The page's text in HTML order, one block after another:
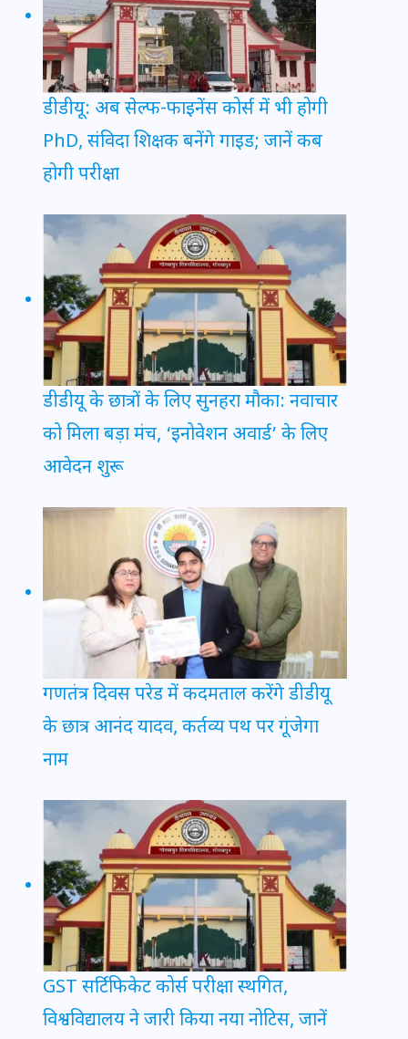
डीडीयू: अब सेल्फ-फाइनेंस कोर्स में भी होगी
PhD, संविदा शिक्षक बनेंगे गाइड; जानें कब
होगी परीक्षा
डीडीयू के छात्रों के लिए सुनहरा मौका: नवाचार
को मिला बड़ा मंच, ‘इनोवेशन अवार्ड’ के लिए
आवेदन शुरू
गणतंत्र दिवस परेड में कदमताल करेंगे डीडीयू
के छात्र आनंद यादव, कर्तव्य पथ पर गूंजेगा
नाम
GST सर्टिफिकेट कोर्स परीक्षा स्थगित,
विश्वविद्यालय ने जारी किया नया नोटिस, जानें